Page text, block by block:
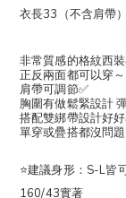
衣長33（不含肩帶
非常質感的格紋西裝
正反兩面都可以穿～
肩帶可調節✅
胸圍有做鬆緊設計
搭配雙綁帶設計好
單穿或疊搭都沒問題
⭐️建議身形：S-L皆
160/43實著